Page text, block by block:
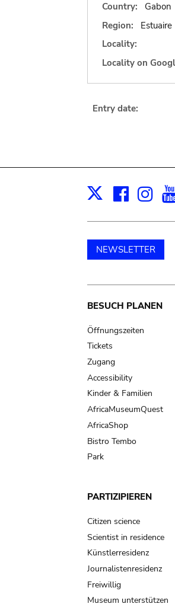
Country:
Gabon
Region:
Estuaire
Locality:
Locality on
Entry date:
X
NEWSLETTER
Main
BESUCH PLANEN
Öffnungszeiten
Tickets
Zugang
Accessibility
Kinder & Familien
AfricaMuseumQuest
AfricaShop
Bistro Tembo
Park
PARTIZIPIEREN
Citizen science
Scientist in residence
Künstlerresidenz
Journalistenresidenz
Freiwillig
Museum unterstützen